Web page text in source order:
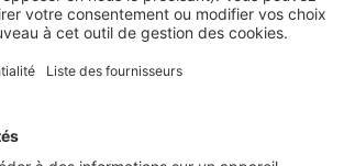
Boost Social Immo, un outil qui
de mettre en avant ...